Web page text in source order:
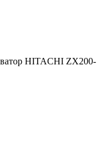
HITACHI ZX200-